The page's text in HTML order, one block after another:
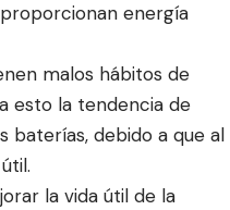
energía
malos hábitos de
esto la tendencia de
baterías, debido a que al
la vida útil de la